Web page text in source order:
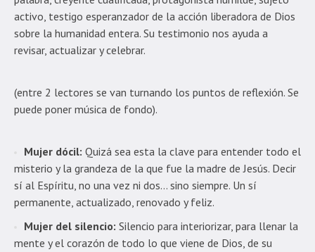
activo, testigo esperanzador de la acción liberadora de Dios
sobre la humanidad entera. Su testimonio nos ayuda a
revisar, actualizar y celebrar.
(entre 2 lectores se van turnando los puntos de reflexión. Se
puede poner música de fondo).
Mujer dócil: Quizá sea esta la clave para entender todo el
misterio y la grandeza de la que fue la madre de Jesús. Decir
sí al Espíritu, no una vez ni dos… sino siempre. Un sí
permanente, actualizado, renovado y feliz.
Mujer del silencio: Silencio para interiorizar, para llenar la
mente y el corazón de todo lo que viene de Dios, de su